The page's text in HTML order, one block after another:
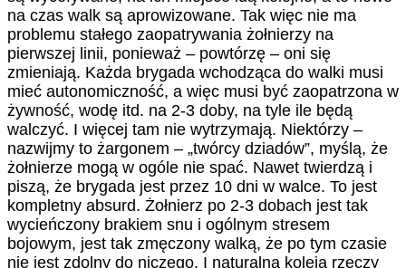
na czas walk są aprowizowane. Tak więc nie ma
problemu stałego zaopatrywania żołnierzy na
pierwszej linii, ponieważ – powtórzę – oni się
zmieniają. Każda brygada wchodząca do walki musi
mieć autonomiczność, a więc musi być zaopatrzona w
żywność, wodę itd. na 2-3 doby, na tyle ile będą
walczyć. I więcej tam nie wytrzymają. Niektórzy –
nazwijmy to żargonem – „twórcy dziadów”, myślą, że
żołnierze mogą w ogóle nie spać. Nawet twierdzą i
piszą, że brygada jest przez 10 dni w walce. To jest
kompletny absurd. Żołnierz po 2-3 dobach jest tak
wycieńczony brakiem snu i ogólnym stresem
bojowym, jest tak zmęczony walką, że po tym czasie
nie jest zdolny do niczego. I naturalną koleją rzeczy